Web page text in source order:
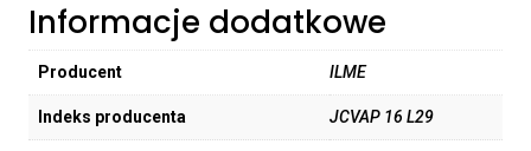
Informacje dodatkowe
Producent ILME
Indeks producenta JCVAP 16 L29